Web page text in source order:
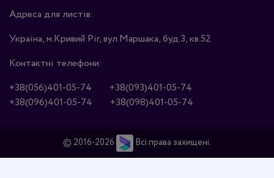
Адреса для листів:
Україна, м.Кривий Ріг, вул.Маршака, буд.3, кв.52
Контактні телефони:
+38(056)401-05-74
+38(093)401-05-74
+38(096)401-05-74
+38(098)401-05-74
© 2016-2026 Всі права захищені.